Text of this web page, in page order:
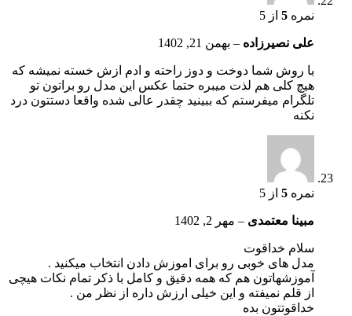
نمره 5 از 5
علی نصیرزاده – بهمن 21, 1402
با روش شما دوخت و دوز راحته و ادم ازش خسته نمیشه که
هیچ کلی هم لذت میبره حتما عکس این مدل رو براتون تو
تلگرام میفرستم که ببینید چقدر عالی شده واقعا دستتون درد
نکنه
نمره 5 از 5
مبینا معتمدی – مهر 2, 1402
سلام خداقوت
مدل های خوبی رو برای اموزش دادن انتخاب میکنید .
آموزشهاتون هم که همه دقیق و کامل با ذکر تمام نکات هیچی
از قلم نمیفته و این خیلی ارزش داره از نظر من .
خداقوتتون بده